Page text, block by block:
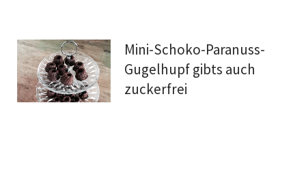
Mini-Schoko-Paranuss-
Gugelhupf gibts auch
zuckerfrei